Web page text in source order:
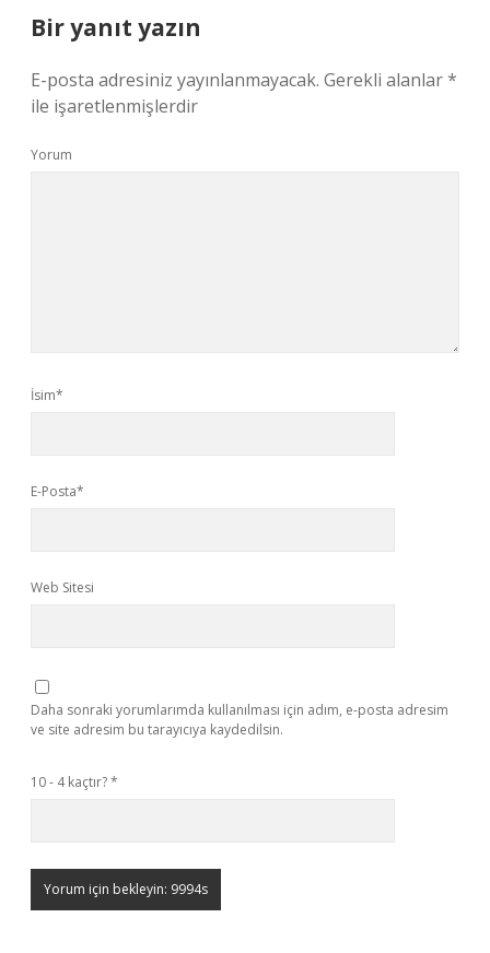
Bir yanıt yazın
E-posta adresiniz yayınlanmayacak. Gerekli alanlar*
ile işaretlenmişlerdir
Yorum
İsim*
E-Posta*
Web Sitesi
Daha sonraki yorumlarımda kullanılması için adım, e-posta adresim
ve site adresim bu tarayıcıya kaydedilsin.
10 - 4 kaçtır?*